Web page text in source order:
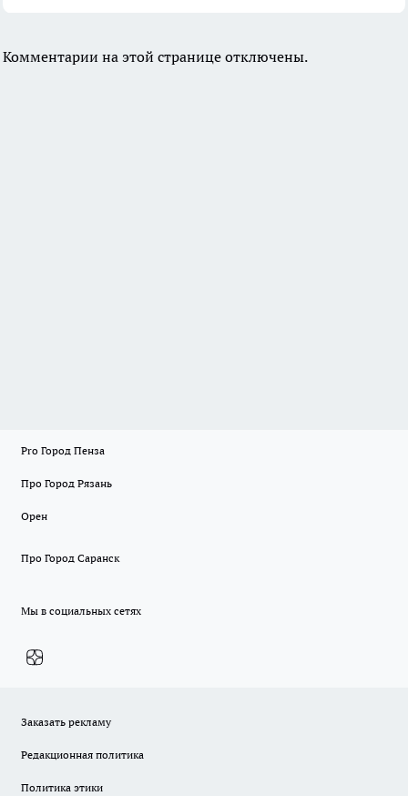
Комментарии на этой странице отключены.
Pro Город Пенза
Про Город Рязань
Орен
Про Город Саранск
Мы в социальных сетях
Заказать рекламу
Редакционная политика
Политика этики